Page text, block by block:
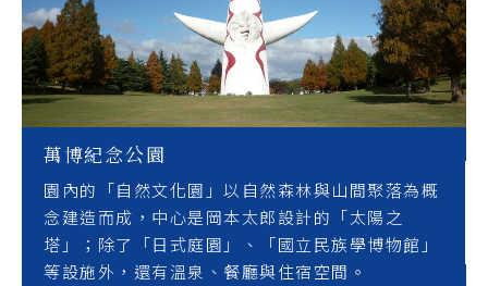
萬博紀念公園
園內的「自然文化園」以自然森林與山間聚落為概
念建造而成，中心是岡本太郎設計的「太陽之
塔」；除了「日式庭園」、「國立民族學博物館」
等設施外，還有溫泉、餐廳與住宿空間。